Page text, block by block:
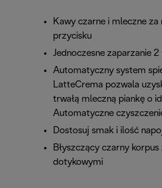
Kawy czarne i mleczne za
przycisku
Jednoczesne zaparzanie
Automatyczny system
LatteCrema pozwala
trwałą mleczną piankę o
Automatyczne
Dostosuj smak i ilość
Błyszczący czarny
dotykowymi